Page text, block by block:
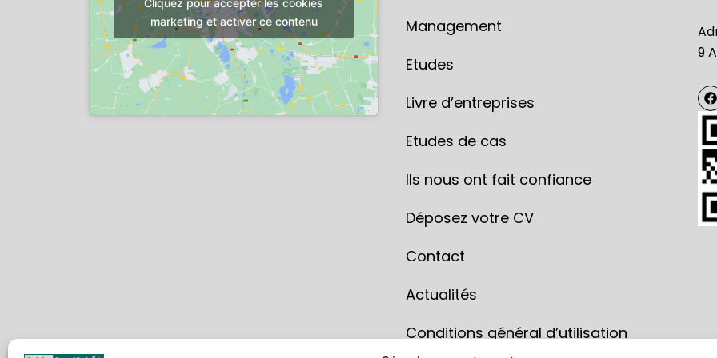
marketing et activer ce contenu
Management
Etudes
Livre d’entreprises
Etudes de cas
Ils nous ont fait confiance ​
Déposez votre CV
Contact
Actualités
Conditions général d’utilisation
9
F
a
c
e
b
o
o
k